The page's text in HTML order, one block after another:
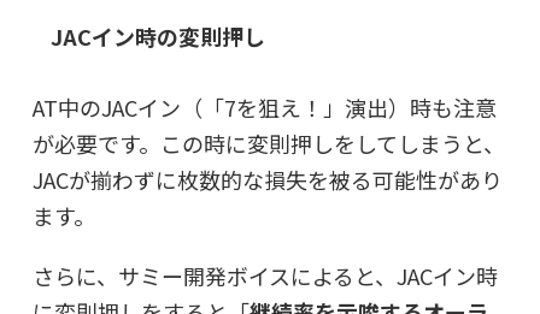
JACイン時の変則押し
AT中のJACイン（「7を狙え！」演出）時も注意
が必要です。この時に変則押しをしてしまうと、
JACが揃わずに枚数的な損失を被る可能性があり
ます。
さらに、サミー開発ボイスによると、JACイン時